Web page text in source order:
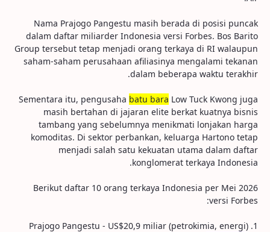
Nama Prajogo Pangestu masih berada di posisi puncak
dalam daftar miliarder Indonesia versi Forbes. Bos Barito
Group tersebut tetap menjadi orang terkaya di RI walaupun
saham-saham perusahaan afiliasinya mengalami tekanan
dalam beberapa waktu terakhir.
Sementara itu, pengusaha batu bara Low Tuck Kwong juga
masih bertahan di jajaran elite berkat kuatnya bisnis
tambang yang sebelumnya menikmati lonjakan harga
komoditas. Di sektor perbankan, keluarga Hartono tetap
menjadi salah satu kekuatan utama dalam daftar
konglomerat terkaya Indonesia.
Berikut daftar 10 orang terkaya Indonesia per Mei 2026
versi Forbes:
1. Prajogo Pangestu - US$20,9 miliar (petrokimia, energi)